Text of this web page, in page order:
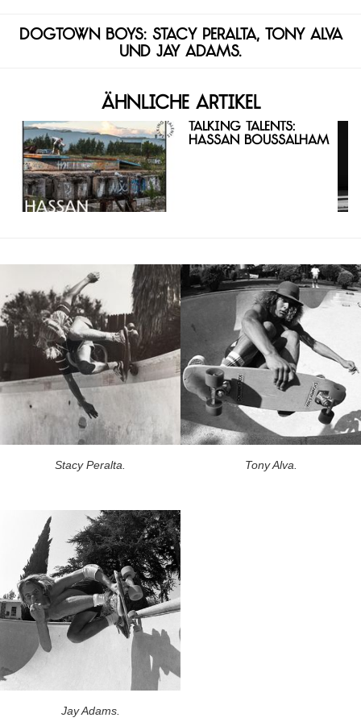
Dogtown Boys: Stacy Peralta, Tony Alva
und Jay Adams.
Ähnliche Artikel
Talking Talents:
Hassan Boussalham
Stacy Peralta. Tony Alva.
Jay Adams.